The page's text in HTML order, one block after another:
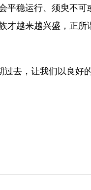
平稳运行、须臾不可
越来越兴盛，正所
去，让我们以良好